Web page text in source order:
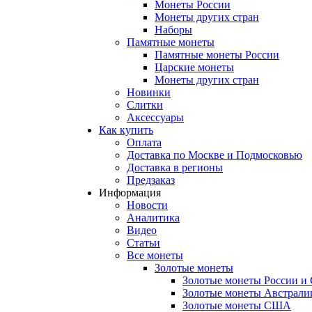
Монеты России
Монеты других стран
Наборы
Памятные монеты
Памятные монеты России
Царские монеты
Монеты других стран
Новинки
Слитки
Аксессуары
Как купить
Оплата
Доставка по Москве и Подмосковью
Доставка в регионы
Предзаказ
Информация
Новости
Аналитика
Видео
Статьи
Все монеты
Золотые монеты
Золотые монеты России
Золотые монеты
Золотые монеты США